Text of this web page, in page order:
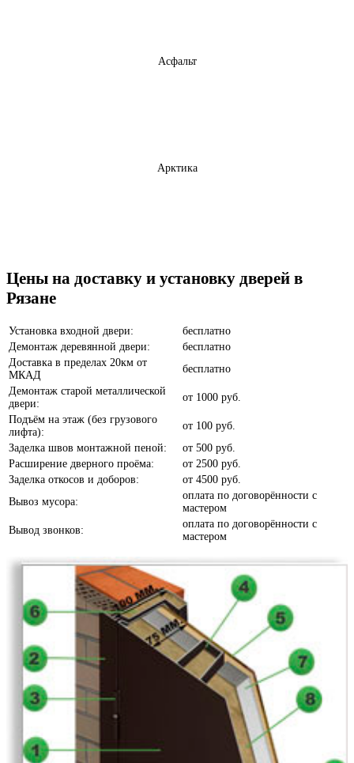
Арктика
Асфальт
Белое дерево
Белый шелк
Бетон темный
Цены на доставку и установку дверей в
Рязане
Установка входной двери:
бесплатно
Демонтаж деревянной двери:
бесплатно
Доставка в пределах 20км от
МКАД
бесплатно
Демонтаж старой металлической
двери:
от 1000 руб.
Подъём на этаж (без грузового
лифта):
от 100 руб.
Заделка швов монтажной пеной:
от 500 руб.
Расширение дверного проёма:
от 2500 руб.
Заделка откосов и доборов:
от 4500 руб.
Вывоз мусора:
оплата по договорённости с
мастером
Вывод звонков:
оплата по договорённости с
мастером